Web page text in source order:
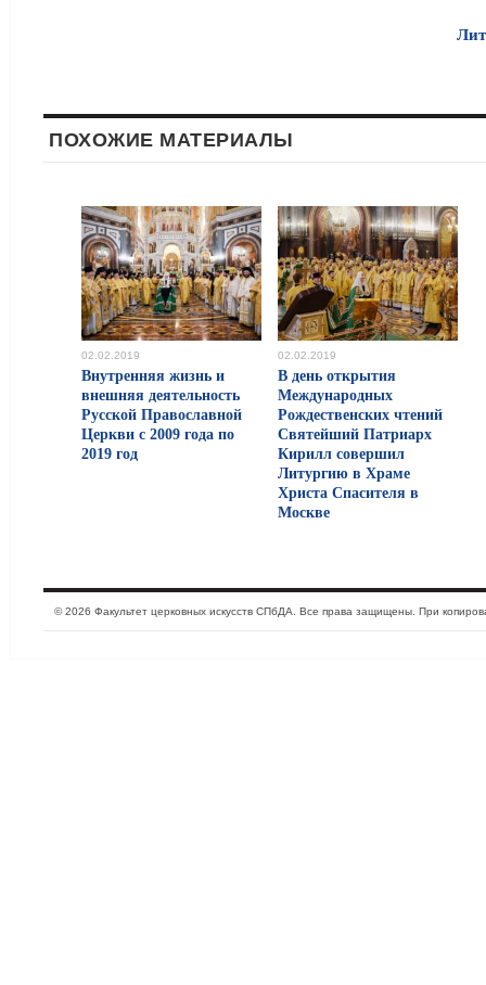
ПОХОЖИЕ МАТЕРИАЛЫ
02.02.2019
Внутренняя жизнь и
внешняя деятельность
Русской Православной
Церкви с 2009 года по
2019 год
02.02.2019
В день открытия
Международных
Рождественских чтений
Святейший Патриарх
Кирилл совершил
Литургию в Храме
Христа Спасителя в
Москве
© 2026 Факультет церковных искусств СПбДА. Все права защищены. При